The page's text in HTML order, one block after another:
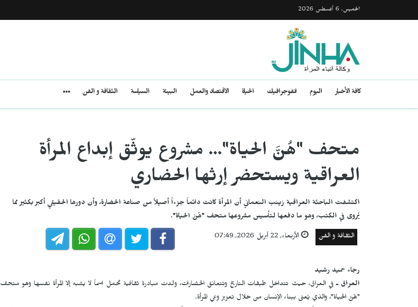
الخميس, 6 أغسطس 2026
كافة الأخبار اليوم انفوجرافيك الحياة الاقتصاد والعمل البيئة السياسة الثقافة و الفن
متحف "هُنَّ الحياة"... مشروع يوثّق إبداع المرأة
العراقية ويستحضر إرثها الحضاري
اكتشفت الباحثة العراقية زينب النعماني أن المرأة كانت دائماً جزءاً أصيلاً من صناعة الحضارة، وأن دورها الحقيقي أكبر بكثير مما
يُروى في الكتب، وهو ما دفعها لتأسيس مشروعها متحف "هُنَّ الحياة".
الثقافة و الفن الأربعاء, 22 أبريل 2026, 07:49
رجاء حميد رشيد
العراق ـ في العراق، حيث تتداخل طبقات التاريخ وتتعانق الحضارات، ولدت مبادرة ثقافية تحمل اسماً لا يشبه إلا المرأة نفسها وهو متحف
"هُنَّ الحياة"، والذي يُعنى ببناء الإنسان من خلال تعزيز وعي المرأة.